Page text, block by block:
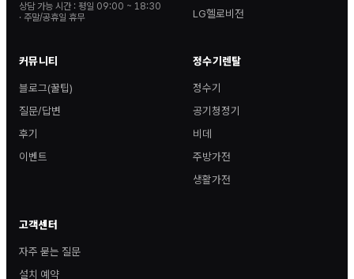
상담 가능 시간 : 평일 09:00 ~ 18:30
· 주말/공휴일 휴무
LG헬로비전
커뮤니티
블로그(꿀팁)
질문/답변
후기
이벤트
정수기렌탈
정수기
공기청정기
비데
주방가전
생활가전
고객센터
자주 묻는 질문
설치 예약